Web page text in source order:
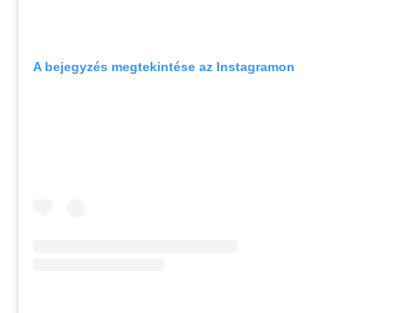
A bejegyzés megtekintése az Instagramon